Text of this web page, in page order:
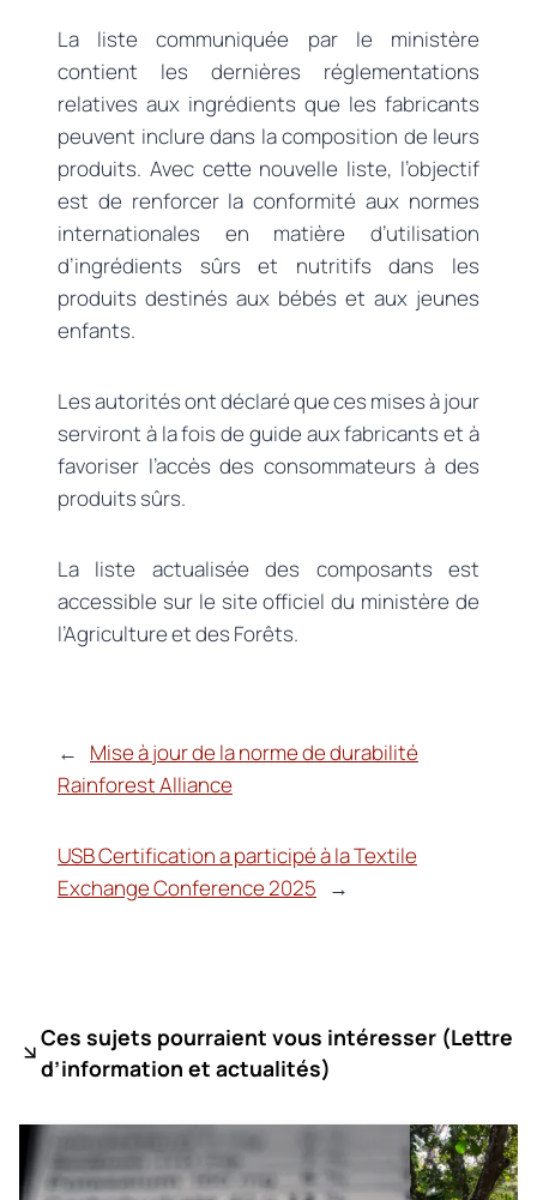
La liste communiquée par le ministère
contient les dernières réglementations
relatives aux ingrédients que les fabricants
peuvent inclure dans la composition de leurs
produits. Avec cette nouvelle liste, l’objectif
est de renforcer la conformité aux normes
internationales en matière d’utilisation
d’ingrédients sûrs et nutritifs dans les
produits destinés aux bébés et aux jeunes
enfants.
Les autorités ont déclaré que ces mises à jour
serviront à la fois de guide aux fabricants et à
favoriser l’accès des consommateurs à des
produits sûrs.
La liste actualisée des composants est
accessible sur le site officiel du ministère de
l’Agriculture et des Forêts.
←
Mise à jour de la norme de durabilité
Rainforest Alliance
USB Certification a participé à la Textile
Exchange Conference 2025
→
Ces sujets pourraient vous intéresser (Lettre
d’information et actualités)